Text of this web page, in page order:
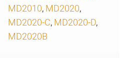
MD2010, MD2020,
MD2020-C, MD2020-D,
MD2020B